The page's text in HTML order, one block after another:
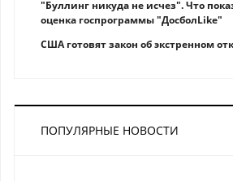
"Буллинг никуда не исчез". Что
оценка госпрограммы "ДосболLike"
США готовят закон об экстренном
ПОПУЛЯРНЫЕ НОВОСТИ